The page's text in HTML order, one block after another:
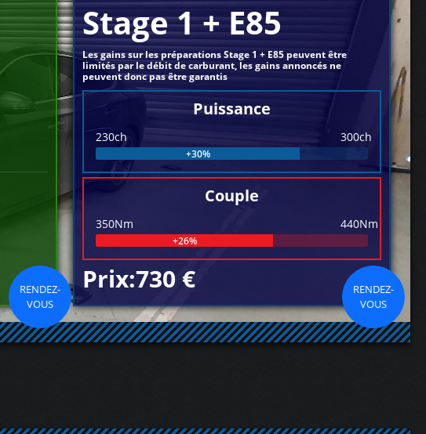
RENDEZ-
VOUS
Stage 1 + E85
Les gains sur les préparations Stage 1 + E85 peuvent être
limités par le débit de carburant, les gains annoncés ne
peuvent donc pas être garantis
Puissance
230ch 300ch
+30%
Couple
350Nm 440Nm
+26%
Prix:730 €
RENDEZ-
VOUS